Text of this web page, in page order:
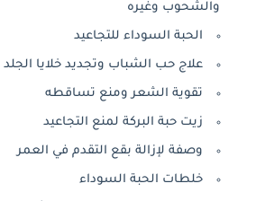
والشحوب وغيره
الحبة السوداء للتجاعيد
علاج حب الشباب وتجديد خلايا
تقوية الشعر ومنع تساقطه
زيت حبة البركة لمنع التجاعيد
وصفة لإزالة بقع التقدم في العمر
خلطات الحبة السوداء